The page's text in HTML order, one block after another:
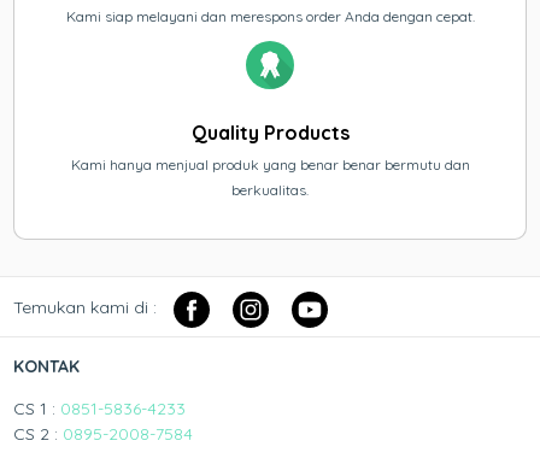
Kami siap melayani dan merespons order Anda dengan cepat.
Quality Products
Kami hanya menjual produk yang benar benar bermutu dan
berkualitas.
Temukan kami di :
KONTAK
CS 1 : 0851-5836-4233
CS 2 : 0895-2008-7584